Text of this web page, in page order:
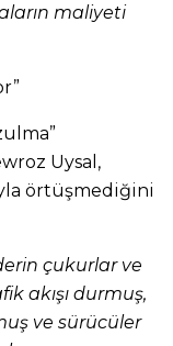
maliyeti
Uysal,
örtüşmediğini
çukurlar ve
akışı durmuş,
ve sürücüler